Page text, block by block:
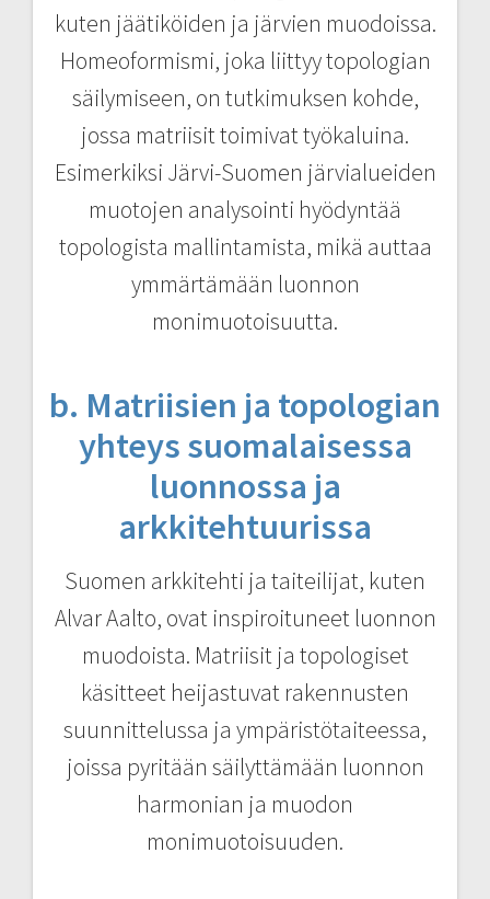
kuten jäätiköiden ja järvien muodoissa.
Homeoformismi, joka liittyy topologian
säilymiseen, on tutkimuksen kohde,
jossa matriisit toimivat työkaluina.
Esimerkiksi Järvi-Suomen järvialueiden
muotojen analysointi hyödyntää
topologista mallintamista, mikä auttaa
ymmärtämään luonnon
monimuotoisuutta.
b. Matriisien ja topologian
yhteys suomalaisessa
luonnossa ja
arkkitehtuurissa
Suomen arkkitehti ja taiteilijat, kuten
Alvar Aalto, ovat inspiroituneet luonnon
muodoista. Matriisit ja topologiset
käsitteet heijastuvat rakennusten
suunnittelussa ja ympäristötaiteessa,
joissa pyritään säilyttämään luonnon
harmonian ja muodon
monimuotoisuuden.